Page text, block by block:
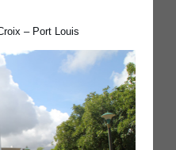
– Port Louis